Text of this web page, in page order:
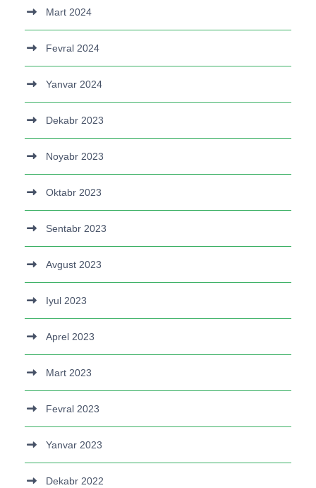
Mart 2024
Fevral 2024
Yanvar 2024
Dekabr 2023
Noyabr 2023
Oktabr 2023
Sentabr 2023
Avgust 2023
Iyul 2023
Aprel 2023
Mart 2023
Fevral 2023
Yanvar 2023
Dekabr 2022